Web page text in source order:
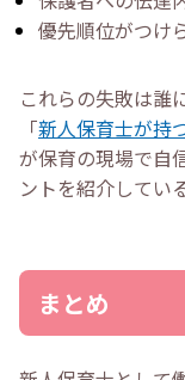
優先順位がつけ
これらの失敗は誰
「新人保育士が持
が保育の現場で自
ントを紹介してい
まとめ